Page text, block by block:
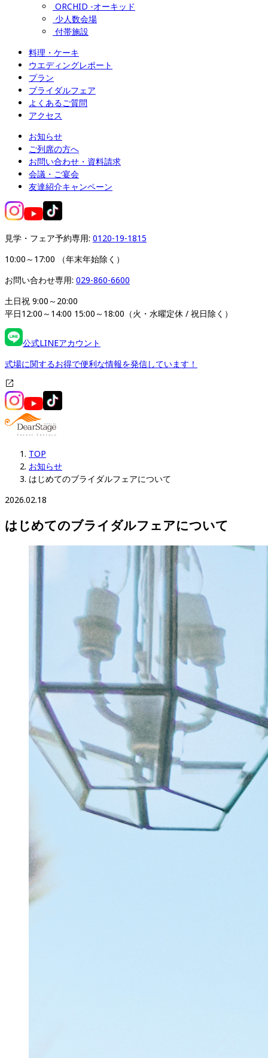
ORCHID -オーキッド
少人数会場
付帯施設
料理・ケーキ
ウエディングレポート
プラン
ブライダルフェア
よくあるご質問
アクセス
お知らせ
ご列席の方へ
お問い合わせ・資料請求
会議・ご宴会
友達紹介キャンペーン
見学・フェア予約専用: 0120-19-1815
10:00～17:00 （年末年始除く）
お問い合わせ専用: 029-860-6600
土日祝 9:00～20:00
平日12:00～14:00 15:00～18:00（火・水曜定休 / 祝日除く）
公式LINEアカウント
式場に関するお得で便利な情報を発信しています！
TOP
お知らせ
はじめてのブライダルフェアについて
2026.02.18
はじめてのブライダルフェアについて